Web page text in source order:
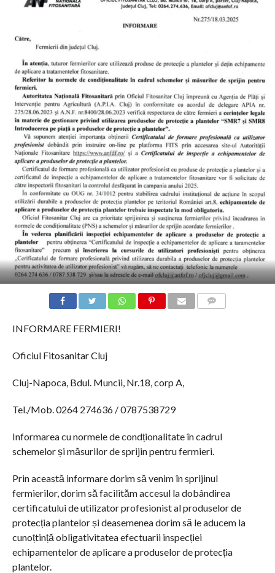
INFORMARE FERMIERI!
Oficiul Fitosanitar Cluj
Cluj-Napoca, Bdul. Muncii, Nr.18, corp A,
Tel./Mob. 0264 274636 / 0787538729
Informarea cu normele de condționalitate în cadrul
schemelor și măsurilor de sprijin pentru fermieri.
Prin această informare dorim să venim în sprijinul
fermierilor, dorim să facilităm accesul la dobândirea
certificatului de utilizator profesionist al produselor de
protecția plantelor și deasemenea dorim să le aducem la
cunoțtință obligativitatea efectuarii inspecției
echipamentelor de aplicare a produselor de protecția
plantelor.